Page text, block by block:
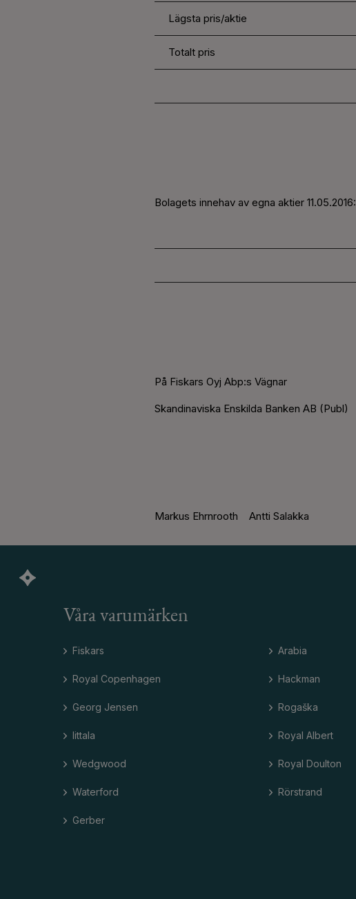
Lägsta pris/aktie
Totalt pris
Bolagets innehav av egna aktier 11.05.2016:
På Fiskars Oyj Abp:s Vägnar
Skandinaviska Enskilda Banken AB (Publ)
Markus Ehrnrooth Antti Salakka
Våra varumärken
Fiskars
Royal Copenhagen
Georg Jensen
Iittala
Wedgwood
Waterford
Gerber
Arabia
Hackman
Rogaška
Royal Albert
Royal Doulton
Rörstrand